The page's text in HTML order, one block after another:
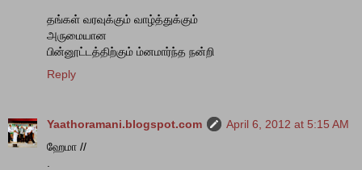
தங்கள் வரவுக்கும் வாழ்த்துக்கும்
அருமையான
பின்னூட்டத்திற்கும் ம்னமார்ந்த நன்றி
Reply
Yaathoramani.blogspot.com
April 6, 2012 at 5:15 AM
ஹேமா //